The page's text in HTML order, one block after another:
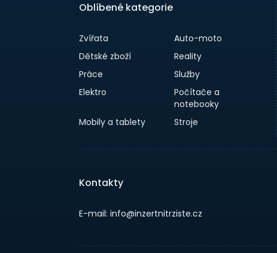
Oblíbené kategorie
Zvířata
Auto-moto
Dětské zboží
Reality
Práce
Služby
Elektro
Počítače a
notebooky
Mobily a tablety
Stroje
Kontakty
E-mail: info@inzertnitrziste.cz